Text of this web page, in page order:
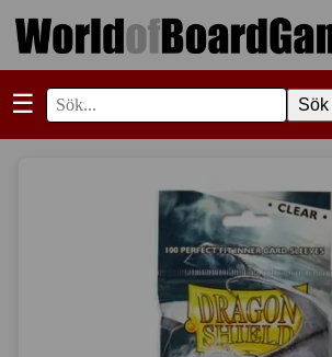
☰ Sök